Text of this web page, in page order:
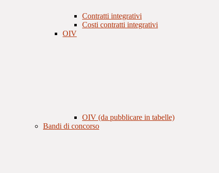
Contratti integrativi
Costi contratti integrativi
OIV
OIV (da pubblicare in tabelle)
Bandi di concorso